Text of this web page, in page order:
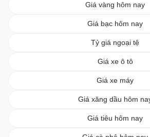
Giá vàng hôm nay
Giá bạc hôm nay
Tỷ giá ngoại tệ
Giá xe ô tô
Giá xe máy
Giá xăng dầu hôm
Giá tiêu hôm nay